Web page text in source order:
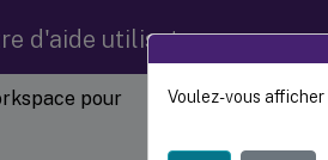
d'aide utilisateur
pour
Voulez-vous